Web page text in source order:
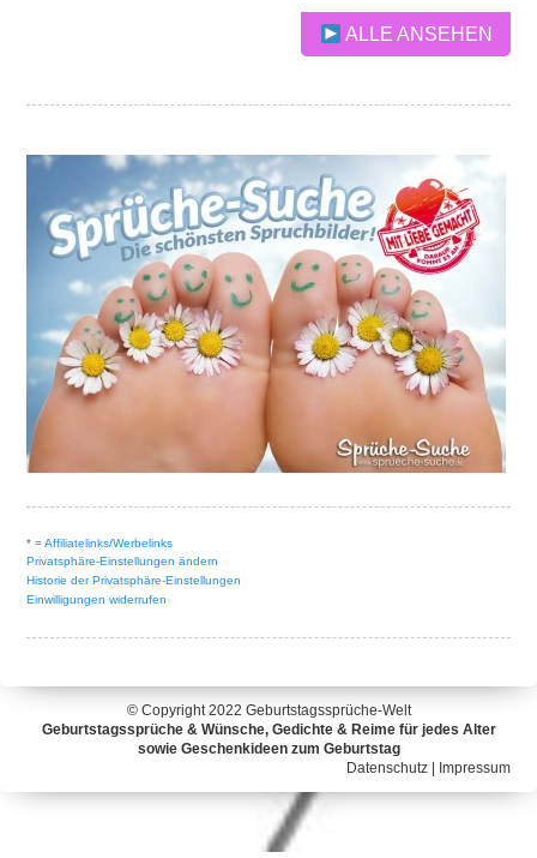
ALLE ANSEHEN
* =Affiliatelinks/Werbelinks
Privatsphäre-Einstellungen ändern
Historie der Privatsphäre-Einstellungen
Einwilligungen widerrufen
© Copyright 2022 Geburtstagssprüche-Welt
Geburtstagssprüche & Wünsche, Gedichte & Reime für jedes Alter
sowie Geschenkideen zum Geburtstag
Datenschutz| Impressum